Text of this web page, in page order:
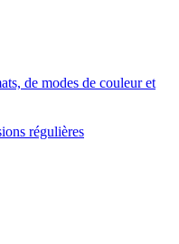
de modes de couleur et
régulières